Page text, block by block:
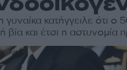
κατήγγειλε ότι
βία και έτσι η